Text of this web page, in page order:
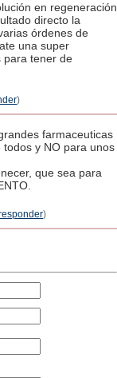
en regeneración
directo la
órdenes de
una super
para tener de
)
farmaceuticas
y NO para unos
que sea para
)